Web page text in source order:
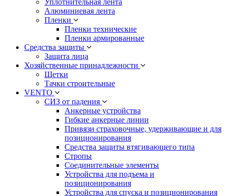
Уплотнительная лента
Алюминиевая лента
Пленки
Пленки технические
Пленки армированные
Средства защиты
Защита лица
Хозяйственные принадлежности
Щетки
Тачки строительные
VENTO
СИЗ от падения
Анкерные устройства
Гибкие анкерные линии
Привязи страховочные, удерживающие и для
позиционирования
Средства защиты втягивающего типа
Стропы
Соединительные элементы
Устройства для подъема и
позиционирования
Устройства для спуска и позиционирования